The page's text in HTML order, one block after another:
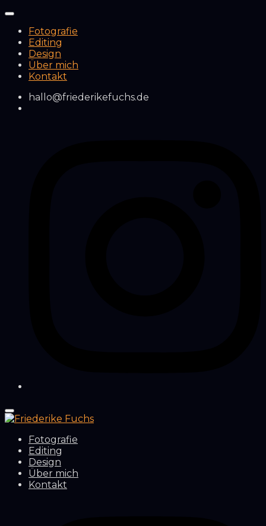
Fotografie
Editing
Design
Über mich
Kontakt
hallo@friederikefuchs.de
Fotografie
Editing
Design
Über mich
Kontakt